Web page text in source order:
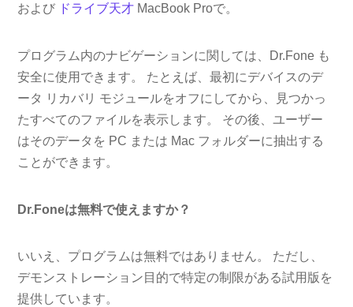
および ドライブ天才 MacBook Proで。
プログラム内のナビゲーションに関しては、Dr.Fone も
安全に使用できます。 たとえば、最初にデバイスのデ
ータ リカバリ モジュールをオフにしてから、見つかっ
たすべてのファイルを表示します。 その後、ユーザー
はそのデータを PC または Mac フォルダーに抽出する
ことができます。
Dr.Foneは無料で使えますか？
いいえ、プログラムは無料ではありません。 ただし、
デモンストレーション目的で特定の制限がある試用版を
提供しています。